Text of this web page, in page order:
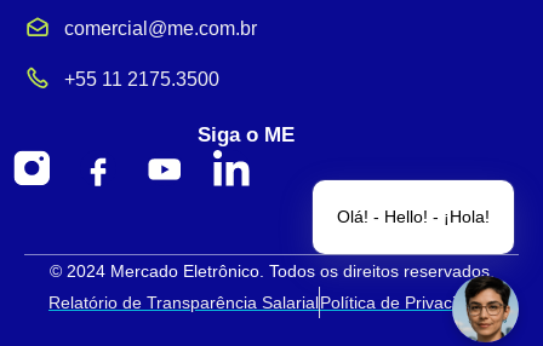
comercial@me.com.br
+55 11 2175.3500
Siga o ME
© 2024 Mercado Eletrônico. Todos os direitos reservados.
Relatório de Transparência SalarialPolítica de Privacidade
Olá! - Hello! - ¡Hola!